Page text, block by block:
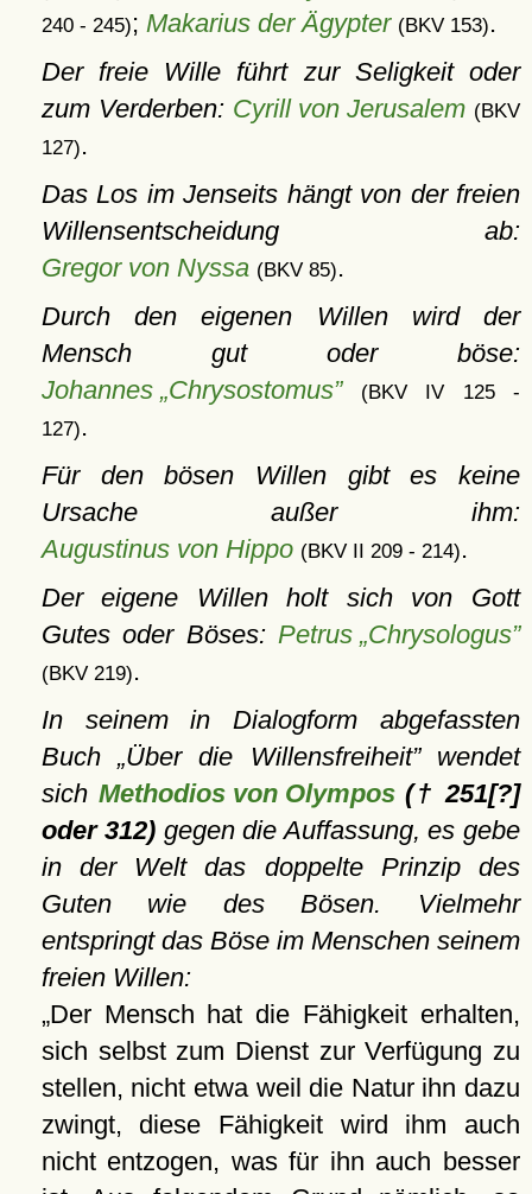
240 - 245); Makarius der Ägypter (BKV 153).
Der freie Wille führt zur Seligkeit oder
zum Verderben: Cyrill von Jerusalem (BKV
127).
Das Los im Jenseits hängt von der freien
Willensentscheidung ab:
Gregor von Nyssa (BKV 85).
Durch den eigenen Willen wird der
Mensch gut oder böse:
Johannes „Chrysostomus”
(BKV IV 125 -
127).
Für den bösen Willen gibt es keine
Ursache außer ihm:
Augustinus von Hippo (BKV II 209 - 214).
Der eigene Willen holt sich von Gott
Gutes oder Böses: Petrus „Chrysologus”
(BKV 219).
In seinem in Dialogform abgefassten
Buch Über die Willensfreiheit wendet
sich Methodios von Olympos(† 251[?]
oder 312) gegen die Auffassung, es gebe
in der Welt das doppelte Prinzip des
Guten wie des Bösen. Vielmehr
entspringt das Böse im Menschen seinem
freien Willen:
Der Mensch hat die Fähigkeit erhalten,
sich selbst zum Dienst zur Verfügung zu
stellen, nicht etwa weil die Natur ihn dazu
zwingt, diese Fähigkeit wird ihm auch
nicht entzogen, was für ihn auch besser